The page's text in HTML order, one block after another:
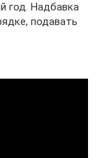
год. Надбавка
подавать